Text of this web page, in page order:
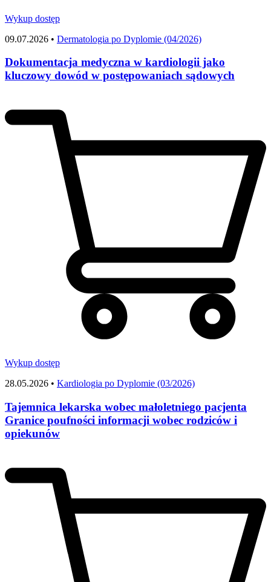
Wykup dostęp
09.07.2026 • Dermatologia po Dyplomie (04/2026)
Dokumentacja medyczna w kardiologii jako
kluczowy dowód w postępowaniach sądowych
Wykup dostęp
28.05.2026 • Kardiologia po Dyplomie (03/2026)
Tajemnica lekarska wobec małoletniego pacjenta
Granice poufności informacji wobec rodziców i
opiekunów